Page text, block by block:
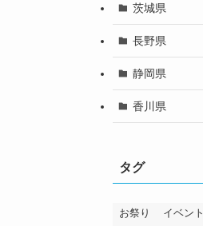
茨城県
長野県
静岡県
香川県
タグ
お祭り イベント